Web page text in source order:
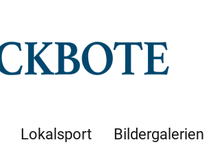
Lokalsport Bildergalerien